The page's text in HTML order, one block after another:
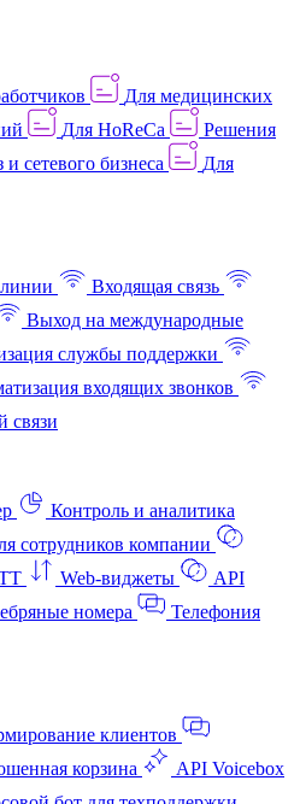
Для медицинских
Для HoReCa
Решения
сетевого бизнеса
Для
Входящая связь
Выход на международные
службы поддержки
входящих звонков
связи
Контроль и аналитика
сотрудников компании
Web-виджеты
API
номера
Телефония
клиентов
корзина
API Voicebox